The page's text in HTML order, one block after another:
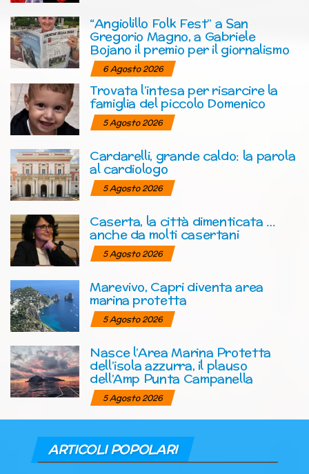
“Angiolillo Folk Fest” a San
Gregorio Magno, a Gabriele
Bojano il premio per il giornalismo
6 Agosto 2026
Trovata l’intesa per risarcire la
famiglia del piccolo Domenico
5 Agosto 2026
Cardarelli, grande caldo: la parola
al cardiologo
5 Agosto 2026
Caserta, la città dimenticata …
anche da molti casertani
5 Agosto 2026
Marevivo, Capri diventa area
marina protetta
5 Agosto 2026
Nasce l’Area Marina Protetta
dell’isola azzurra, il plauso
dell’Amp Punta Campanella
5 Agosto 2026
ARTICOLI POPOLARI